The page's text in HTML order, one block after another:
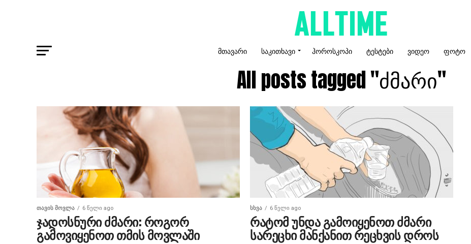
ᲛᲗᲐᲕᲐᲠᲘ ᲡᲐᲙᲘᲗᲮᲐᲕᲘ ᲰᲝᲠᲝᲡᲙᲝᲞᲘ ᲢᲔᲡᲢᲔᲑᲘ ᲕᲘᲓᲔᲝ ᲤᲝᲢᲝ
All posts tagged "ძმარი"
ᲗᲐᲕᲘᲡ ᲛᲝᲕᲚᲐ 6 წელი ago
ჯადოსნური ძმარი: როგორ
გამოვიყენოთ თმის მოვლაში
ᲡᲮᲕᲐ 6 წელი ago
რატომ უნდა გამოიყენოთ ძმარი
სარეცხი მანქანით რეცხვის დროს